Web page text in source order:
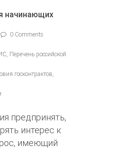
начинающих
0 Comments
Перечень российской
госконтрактов,
предпринять,
интерес к
имеющий